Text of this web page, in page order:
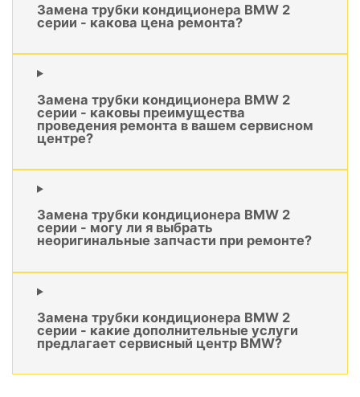
Замена трубки кондиционера BMW 2
серии - какова цена ремонта?
Замена трубки кондиционера BMW 2
серии - каковы преимущества
проведения ремонта в вашем сервисном
центре?
Замена трубки кондиционера BMW 2
серии - могу ли я выбрать
неоригинальные запчасти при ремонте?
Замена трубки кондиционера BMW 2
серии - какие дополнительные услуги
предлагает сервисный центр BMW?